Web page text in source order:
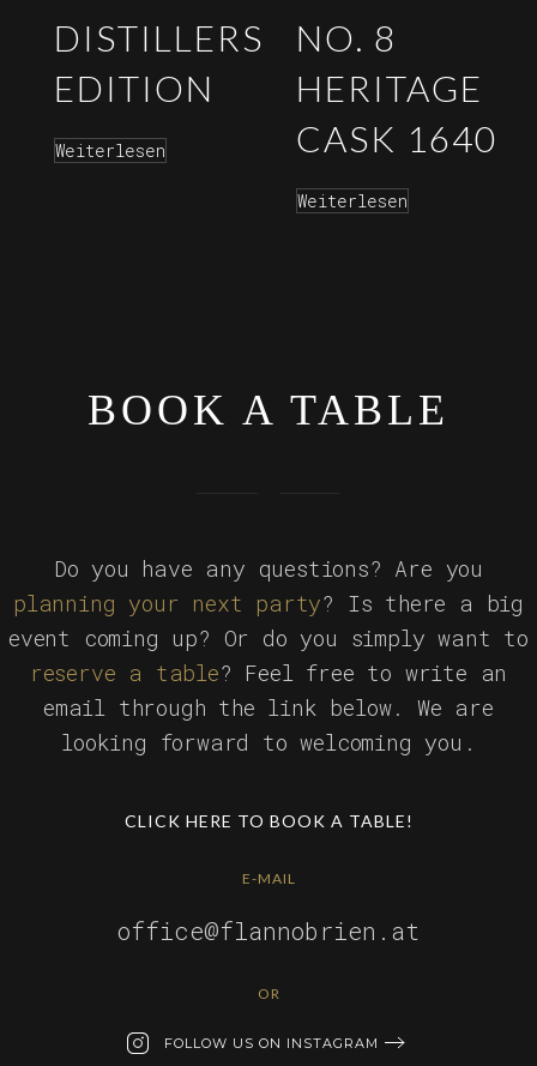
DISTILLERS
EDITION
Weiterlesen
NO. 8
HERITAGE
CASK 1640
Weiterlesen
BOOK A TABLE
Do you have any questions? Are you
planning your next party? Is there a big
event coming up? Or do you simply want to
reserve a table? Feel free to write an
email through the link below. We are
looking forward to welcoming you.
CLICK HERE TO BOOK A TABLE!
E-MAIL
office@flannobrien.at
OR
FOLLOW US ON INSTAGRAM